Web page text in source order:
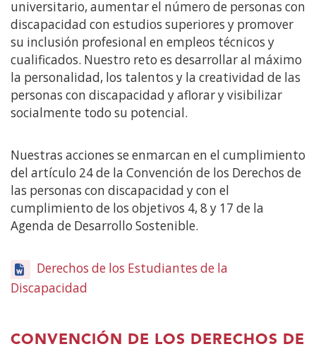
nueva
ventana)
universitario, aumentar el número de personas con
discapacidad con estudios superiores y promover
su inclusión profesional en empleos técnicos y
cualificados. Nuestro reto es desarrollar al máximo
la personalidad, los talentos y la creatividad de las
personas con discapacidad y aflorar y visibilizar
socialmente todo su potencial.
Nuestras acciones se enmarcan en el cumplimiento
del artículo 24 de la Convención de los Derechos de
las personas con discapacidad y con el
cumplimiento de los objetivos 4, 8 y 17 de la
Agenda de Desarrollo Sostenible.
Derechos de los Estudiantes de la
Discapacidad
CONVENCIÓN DE LOS DERECHOS DE